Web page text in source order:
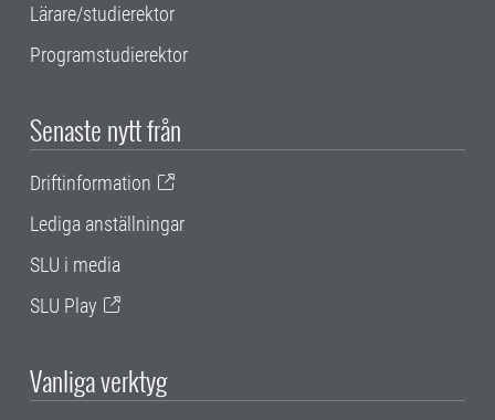
Lärare/studierektor
Programstudierektor
Senaste nytt från
Driftinformation
Lediga anställningar
SLU i media
SLU Play
Vanliga verktyg